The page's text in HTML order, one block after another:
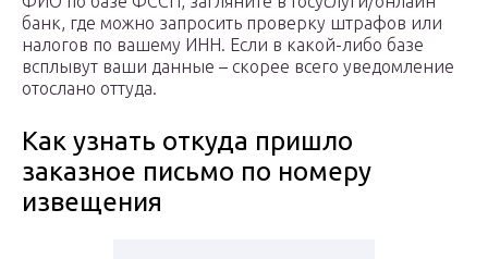
банк, где можно запросить проверку штрафов или
налогов по вашему ИНН. Если в какой-либо базе
всплывут ваши данные – скорее всего уведомление
отослано оттуда.
Как узнать откуда пришло
заказное письмо по номеру
извещения